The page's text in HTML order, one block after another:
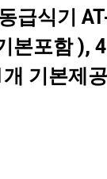
급식기
본포함 ),
기본제